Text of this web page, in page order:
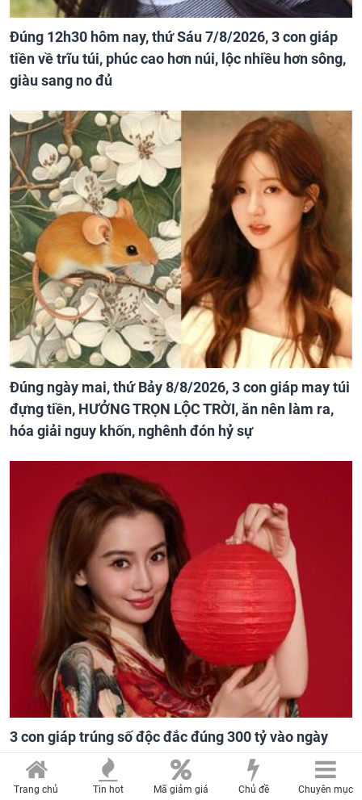
Đúng 12h30 hôm nay, thứ Sáu 7/8/2026, 3 con giáp
tiền về trĩu túi, phúc cao hơn núi, lộc nhiều hơn sông,
giàu sang no đủ
Đúng ngày mai, thứ Bảy 8/8/2026, 3 con giáp may túi
đựng tiền, HƯỞNG TRỌN LỘC TRỜI, ăn nên làm ra,
hóa giải nguy khốn, nghênh đón hỷ sự
3 con giáp trúng số độc đắc đúng 300 tỷ vào ngày
7/8/2026, tiền về trĩu túi, phúc cao hơn núi, lộc nhiều
hơn sông, giàu sang no đủ
Trang chủ Tin hot Mã giảm giá Chủ đề Chuyên mục